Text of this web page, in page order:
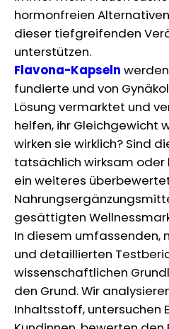
hormonfreien
dieser tiefgreifenden
unterstützen.
Flavona-Kapseln
fundierte und von
Lösung vermarktet und
helfen, ihr Gleichgewicht
wirken sie wirklich? Sind
tatsächlich wirksam oder
ein weiteres
gesättigten
In diesem umfassenden,
und detaillierten
wissenschaftlichen
den Grund. Wir
Inhaltsstoff, untersuchen